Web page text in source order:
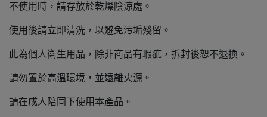
不使用時，請存放於乾燥陰涼處。
使用後請立即清洗，以避免污垢殘留。
此為個人衛生用品，除非商品有瑕疵，拆封後恕不退換。
請勿置於高溫環境，並遠離火源。
請在成人陪同下使用本產品。